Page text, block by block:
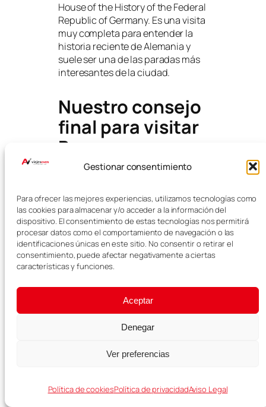
Gestionar consentimiento
Para ofrecer las mejores experiencias, utilizamos tecnologías como
las cookies para almacenar y/o acceder a la información del
dispositivo. El consentimiento de estas tecnologías nos permitirá
procesar datos como el comportamiento de navegación o las
identificaciones únicas en este sitio. No consentir o retirar el
consentimiento, puede afectar negativamente a ciertas
características y funciones.
Aceptar
Denegar
Ver preferencias
Política de cookiesPolítica de privacidadAviso Legal
House of the History of the Federal
Republic of Germany. Es una visita
muy completa para entender la
historia reciente de Alemania y
suele ser una de las paradas más
interesantes de la ciudad.
Nuestro consejo
final para visitar
Bonn
disfruta mejor sin prisas. No tiene
el impacto visual de Colonia ni el
skyline de Frankfurt, pero ofrece
una mezcla muy interesante de
historia, música, museos y paseos
tranquilos junto al Rin.
dedicarle al menos un día
completo, especialmente si estás
viajando por el oeste de Alemania.
Visita su casco histórico, acércate
al legado de Beethoven, entra en
alguno de sus museos y termina el
Si estás organizando una ruta más